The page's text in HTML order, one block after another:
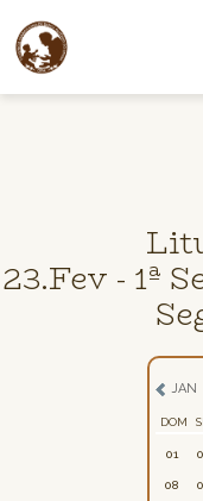
23.Fev - 1ª
JAN
DOM
01
08